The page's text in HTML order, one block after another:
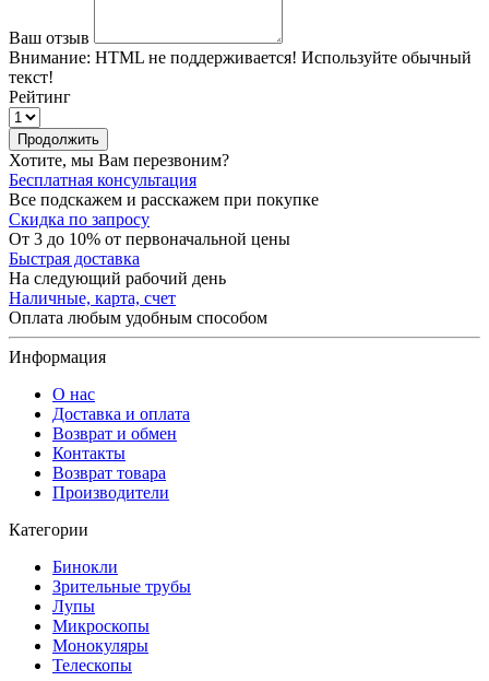
Ваш отзыв
Внимание: HTML не поддерживается! Используйте обычный
текст!
Рейтинг
Продолжить
Хотите, мы Вам перезвоним?
Бесплатная консультация
Все подскажем и расскажем при покупке
Скидка по запросу
От 3 до 10% от первоначальной цены
Быстрая доставка
На следующий рабочий день
Наличные, карта, счет
Оплата любым удобным способом
Информация
О нас
Доставка и оплата
Возврат и обмен
Контакты
Возврат товара
Производители
Категории
Бинокли
Зрительные трубы
Лупы
Микроскопы
Монокуляры
Телескопы